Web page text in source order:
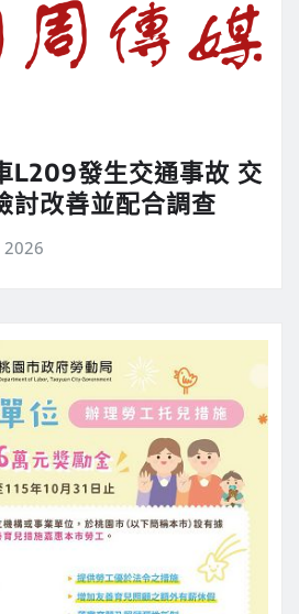
L209發生交通事故 交
討改善並配合調查
2026